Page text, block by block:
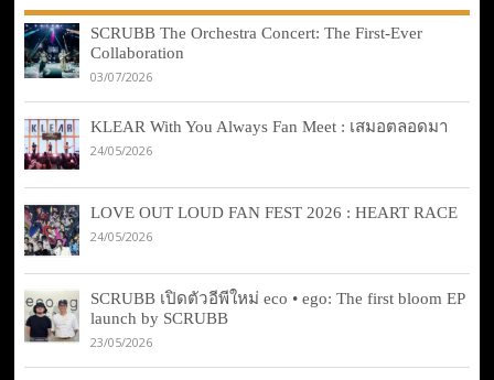
SCRUBB The Orchestra Concert: The First-Ever
Collaboration
03/07/2026
KLEAR With You Always Fan Meet : เสมอตลอดมา
24/05/2026
LOVE OUT LOUD FAN FEST 2026 : HEART RACE
24/05/2026
SCRUBB เปิดตัวอีพีใหม่ eco • ego: The first bloom EP
launch by SCRUBB
23/05/2026